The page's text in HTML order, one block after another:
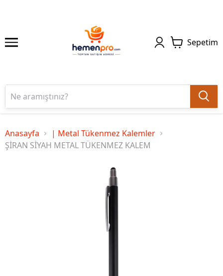
Sepetim
Anasayfa
| Metal Tükenmez Kalemler
ŞİRAN SİYAH METAL TÜKENMEZ KALEM